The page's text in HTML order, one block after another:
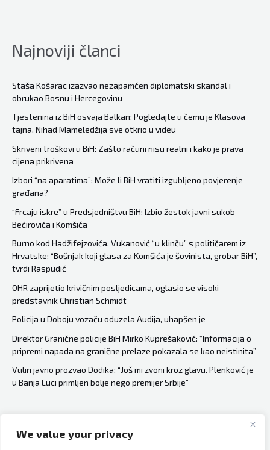
We value your privacy
temperatura
nije
spriječila:
Haris
i
Maria
došli
iz
dijaspore
samo
da
bi
se
vjenčali
na
dobojskoj
“Gradini”
Najnoviji članci
Staša Košarac izazvao nezapamćen diplomatski skandal i
obrukao Bosnu i Hercegovinu
Tjestenina iz BiH osvaja Balkan: Pogledajte u čemu je Klasova
tajna, Nihad Mameledžija sve otkrio u videu
Skriveni troškovi u BiH: Zašto računi nisu realni i kako je prava
cijena prikrivena
Izbori “na aparatima”: Može li BiH vratiti izgubljeno povjerenje
građana?
“Frcaju iskre” u Predsjedništvu BiH: Izbio žestok javni sukob
Bećirovića i Komšića
Burno kod Hadžifejzovića, Vukanović “u klinču” s političarem iz
Hrvatske: “Bošnjak koji glasa za Komšića je šovinista, grobar BiH”,
tvrdi Raspudić
OHR zaprijetio krivičnim posljedicama, oglasio se visoki
predstavnik Christian Schmidt
Policija u Doboju vozaču oduzela Audija, uhapšen je
Direktor Granične policije BiH Mirko Kuprešaković: “Informacija o
pripremi napada na granične prelaze pokazala se kao neistinita”
Vulin javno prozvao Dodika: “Još mi zvoni kroz glavu. Plenković je
u Banja Luci primljen bolje nego premijer Srbije”
Copyright © 2026 Bh Dijaspora.